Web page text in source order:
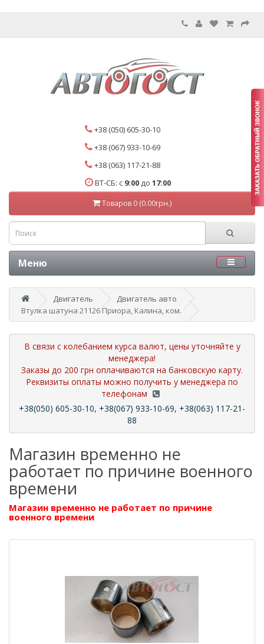
+38 (050) 605-30-10
+38 (067) 933-10-69
+38 (063) 117-21-88
ВТ-СБ: с 9:00 до 17:00
Товаров 0 (0.00грн.)
Меню
Двигатель
Двигатель авто
Втулка шатуна 21126 Приора, Калина, ком.
В связи с колебанием курса валют, цены уточняйте у
менеджера!
Заказы до 200 грн оплачиваются на банковскую карту.
Реквизиты оплаты можно получить у менеджера по
телефонам
+38(050) 605-30-10, +38(067) 933-10-69, +38(063) 117-21-
88
Магазин временно не
работает по причине военного
времени
Магазин временно не работает по причине
военного времени